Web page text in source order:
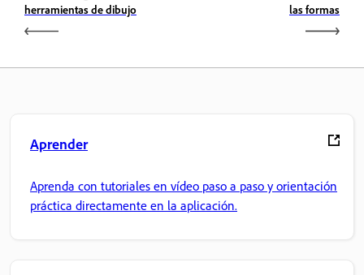
herramientas de dibujo
las formas
Aprender
Aprenda con tutoriales en vídeo paso a paso y orientación
práctica directamente en la aplicación.